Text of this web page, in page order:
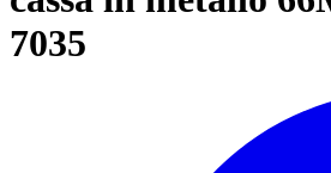
7035